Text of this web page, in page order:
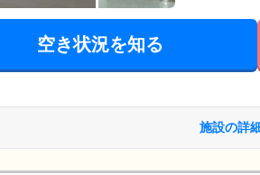
空き状況を知る
施設の詳